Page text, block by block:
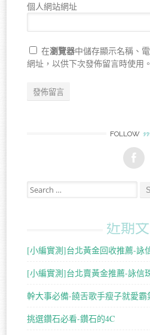
個人網站網址
在瀏覽器中儲存顯示名稱、
網址，以供下次發佈留言時使用。
FOLLOW
Search for:
近期
[小編實測]台北黃金回收推薦-詠
[小編實測]台北賣黃金推薦-詠信
幹大事必備-饒舌歌手瘦子就愛霸
挑選鑽石必看-鑽石的4C